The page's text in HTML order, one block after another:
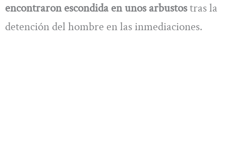
encontraron escondida en unos arbustostras la
detención del hombre en las inmediaciones.